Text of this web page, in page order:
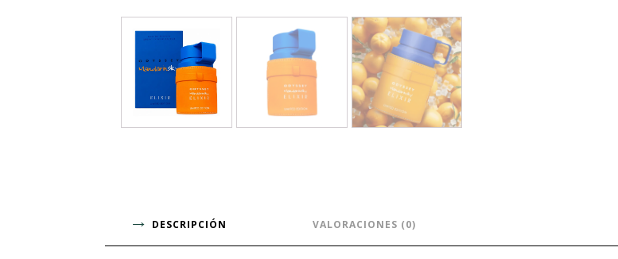
DESCRIPCIÓN VALORACIONES (0)